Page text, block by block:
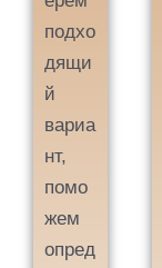
подхо
дящи
й
вариа
нт,
помо
жем
опред